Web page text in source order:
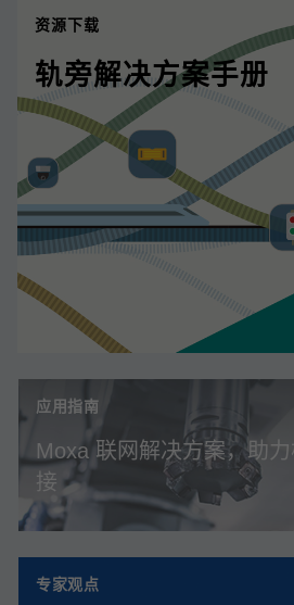
资源下载
轨旁解决方案手册
应用指南
Moxa 联网解决方案，助
接
专家观点